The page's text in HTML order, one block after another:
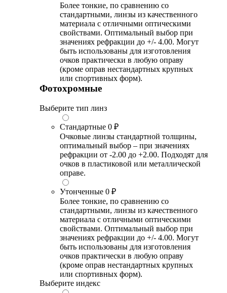
Более тонкие, по сравнению со
стандартными, линзы из качественного
материала с отличными оптическими
свойствами. Оптимальный выбор при
значениях рефракции до +/- 4.00. Могут
быть использованы для изготовления
очков практически в любую оправу
(кроме оправ нестандартных крупных
или спортивных форм).
Фотохромные
Выберите тип линз
Стандартные 0 ₽
Очковые линзы стандартной толщины,
оптимальный выбор – при значениях
рефракции от -2.00 до +2.00. Подходят для
очков в пластиковой или металлической
оправе.
Утонченные 0 ₽
Более тонкие, по сравнению со
стандартными, линзы из качественного
материала с отличными оптическими
свойствами. Оптимальный выбор при
значениях рефракции до +/- 4.00. Могут
быть использованы для изготовления
очков практически в любую оправу
(кроме оправ нестандартных крупных
или спортивных форм).
Выберите индекс